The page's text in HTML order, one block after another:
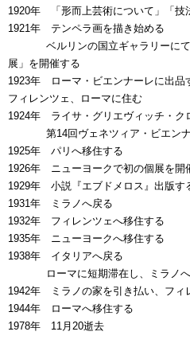
1920年 「形而上芸術について」「技
1921年 テンペラ画を描き始める
ベルリンの国立ギャラリーに
展」を開催する
1923年 ローマ・ビエンナーレに出品
フィレンツェ、ローマに住む
1924年 ライサ・グリエヴィッチ・ク
第14回ヴェネツィア・ビエン
1925年 パリへ移住する
1926年 ニューヨークで初の個展を開
1929年 小説『エブドメロス』出版す
1931年 ミラノへ戻る
1932年 フィレンツェへ移住する
1935年 ニューヨークへ移住する
1938年 イタリアへ戻る
ローマに短期滞在し、ミラノ
1942年 ミラノの家を引き払い、フィ
1944年 ローマへ移住する
1978年 11月20逝去